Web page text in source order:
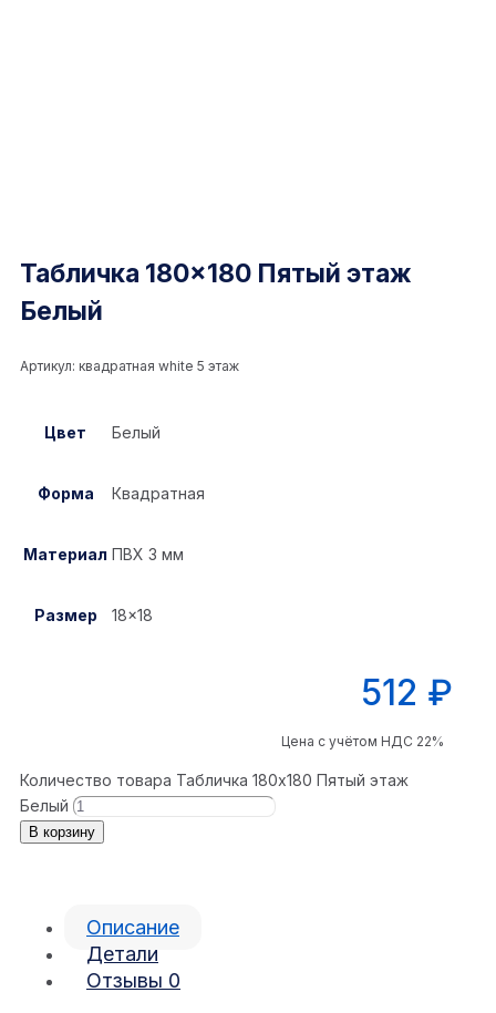
Табличка 180×180 Пятый этаж
Белый
Артикул: квадратная white 5 этаж
Цвет Белый
Форма Квадратная
Материал ПВХ 3 мм
Размер 18×18
512 ₽
Цена с учётом НДС 22%
Количество товара Табличка 180x180 Пятый этаж
Белый
В корзину
Описание
Детали
Отзывы 0